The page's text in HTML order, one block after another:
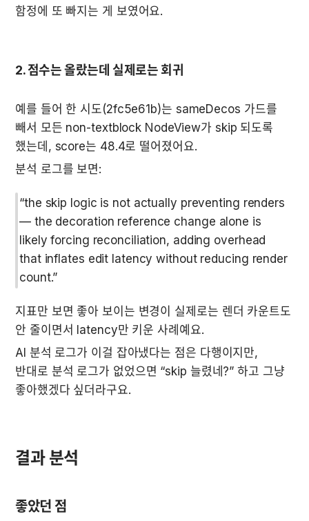
함정에 또 빠지는 게 보였어요.
2. 점수는 올랐는데 실제로는 회귀
예를 들어 한 시도(2fc5e61b)는 sameDecos 가드를
빼서 모든 non-textblock NodeView가 skip 되도록
했는데, score는 48.4로 떨어졌어요.
분석 로그를 보면:
“the skip logic is not actually preventing renders
— the decoration reference change alone is
likely forcing reconciliation, adding overhead
that inflates edit latency without reducing render
count.”
지표만 보면 좋아 보이는 변경이 실제로는 렌더 카운트도
안 줄이면서 latency만 키운 사례예요.
AI 분석 로그가 이걸 잡아냈다는 점은 다행이지만,
반대로 분석 로그가 없었으면 “skip 늘렸네?” 하고 그냥
좋아했겠다 싶더라구요.
결과 분석
좋았던 점